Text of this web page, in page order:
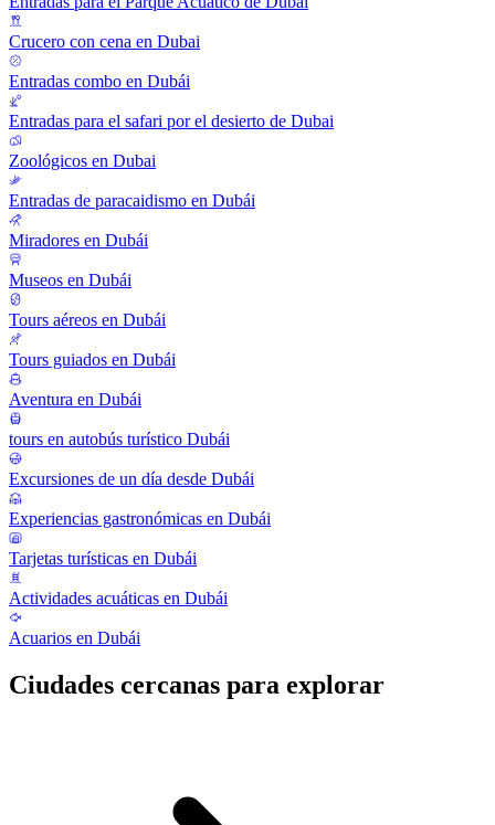
Crucero con cena en Dubai
Entradas combo en Dubái
Entradas para el safari por el desierto de Dubai
Zoológicos en Dubai
Entradas de paracaidismo en Dubái
Miradores en Dubái
Museos en Dubái
Tours aéreos en Dubái
Tours guiados en Dubái
Aventura en Dubái
tours en autobús turístico Dubái
Excursiones de un día desde Dubái
Experiencias gastronómicas en Dubái
Tarjetas turísticas en Dubái
Actividades acuáticas en Dubái
Acuarios en Dubái
Ciudades cercanas para explorar